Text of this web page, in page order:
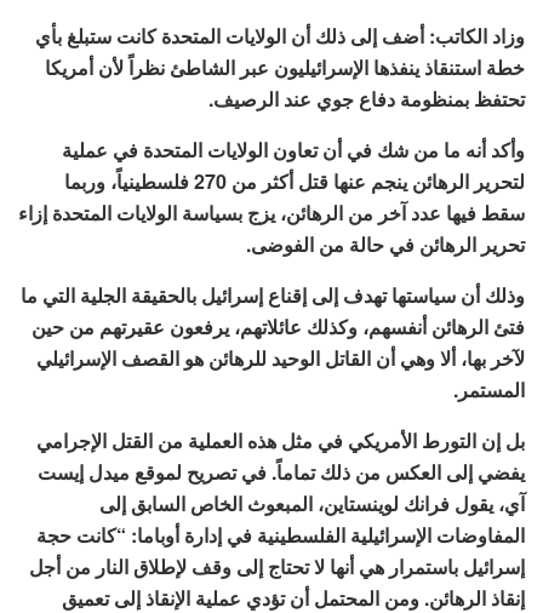
وزاد الكاتب: أضف إلى ذلك أن الولايات المتحدة كانت ستبلغ بأي
خطة استنقاذ ينفذها الإسرائيليون عبر الشاطئ نظراً لأن أمريكا
تحتفظ بمنظومة دفاع جوي عند الرصيف.
وأكد أنه ما من شك في أن تعاون الولايات المتحدة في عملية
لتحرير الرهائن ينجم عنها قتل أكثر من 270 فلسطينياً، وربما
سقط فيها عدد آخر من الرهائن، يزج بسياسة الولايات المتحدة إزاء
تحرير الرهائن في حالة من الفوضى.
وذلك أن سياستها تهدف إلى إقناع إسرائيل بالحقيقة الجلية التي ما
فتئ الرهائن أنفسهم، وكذلك عائلاتهم، يرفعون عقيرتهم من حين
لآخر بها، ألا وهي أن القاتل الوحيد للرهائن هو القصف الإسرائيلي
المستمر.
بل إن التورط الأمريكي في مثل هذه العملية من القتل الإجرامي
يفضي إلى العكس من ذلك تماماً. في تصريح لموقع ميدل إيست
آي، يقول فرانك لوينستاين، المبعوث الخاص السابق إلى
المفاوضات الإسرائيلية الفلسطينية في إدارة أوباما: “كانت حجة
إسرائيل باستمرار هي أنها لا تحتاج إلى وقف لإطلاق النار من أجل
إنقاذ الرهائن. ومن المحتمل أن تؤدي عملية الإنقاذ إلى تعميق